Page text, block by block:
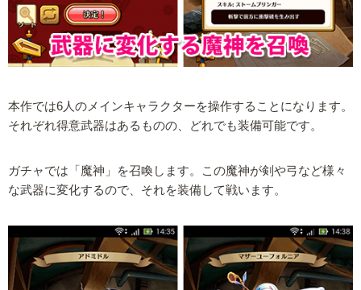
本作では6人のメインキャラクターを操作することになります。
それぞれ得意武器はあるものの、どれでも装備可能です。
ガチャでは「魔神」を召喚します。この魔神が剣や弓など様々
な武器に変化するので、それを装備して戦います。